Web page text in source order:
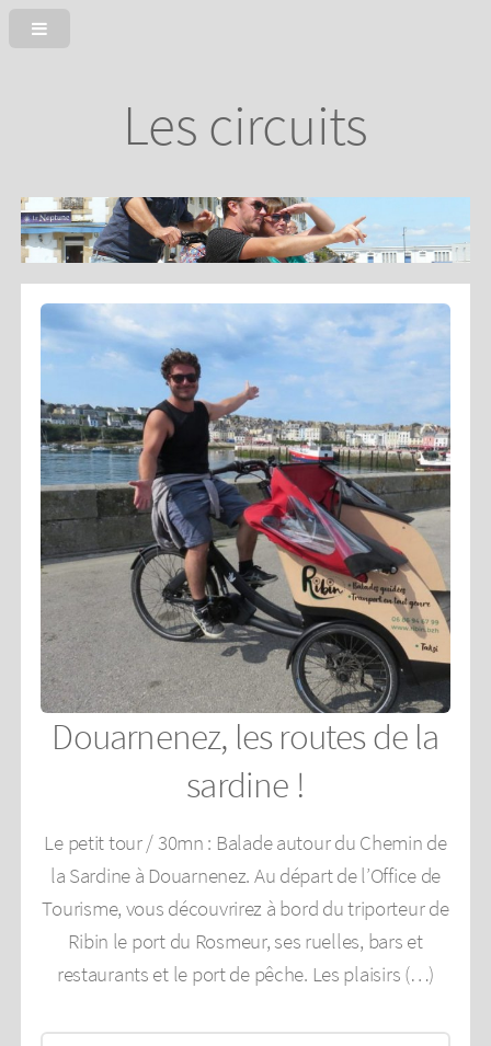
Les circuits
Douarnenez, les routes de la
sardine !
Le petit tour / 30mn : Balade autour du Chemin de
la Sardine à Douarnenez. Au départ de l’Office de
Tourisme, vous découvrirez à bord du triporteur de
Ribin le port du Rosmeur, ses ruelles, bars et
restaurants et le port de pêche. Les plaisirs (…)